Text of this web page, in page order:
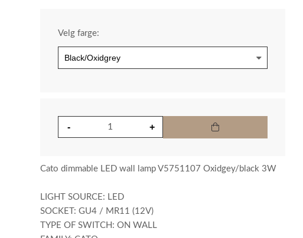
Velg farge:
Cato dimmable LED wall lamp V5751107 Oxidgey/black 3W
LIGHT SOURCE: LED
SOCKET: GU4 / MR11 (12V)
TYPE OF SWITCH: ON WALL